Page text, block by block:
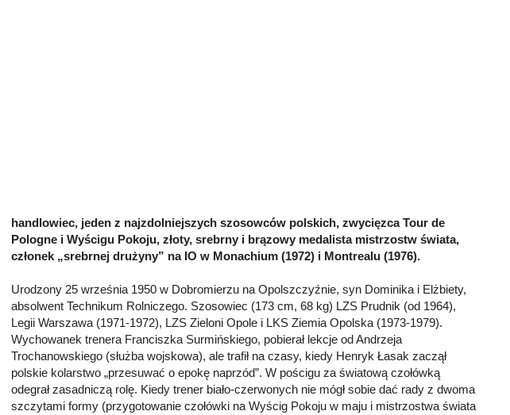
handlowiec, jeden z najzdolniejszych szosowców polskich, zwycięzca Tour de
Pologne i Wyścigu Pokoju, złoty, srebrny i brązowy medalista mistrzostw świata,
członek „srebrnej drużyny” na IO w Monachium (1972) i Montrealu (1976).
Urodzony 25 września 1950 w Dobromierzu na Opolszczyźnie, syn Dominika i Elżbiety,
absolwent Technikum Rolniczego. Szosowiec (173 cm, 68 kg) LZS Prudnik (od 1964),
Legii Warszawa (1971-1972), LZS Zieloni Opole i LKS Ziemia Opolska (1973-1979).
Wychowanek trenera Franciszka Surmińskiego, pobierał lekcje od Andrzeja
Trochanowskiego (służba wojskowa), ale trafił na czasy, kiedy Henryk Łasak zaczął
polskie kolarstwo „przesuwać o epokę naprzód”. W pościgu za światową czołówką
odegrał zasadniczą rolę. Kiedy trener biało-czerwonych nie mógł sobie dać rady z dwoma
szczytami formy (przygotowanie czołówki na Wyścig Pokoju w maju i mistrzostwa świata